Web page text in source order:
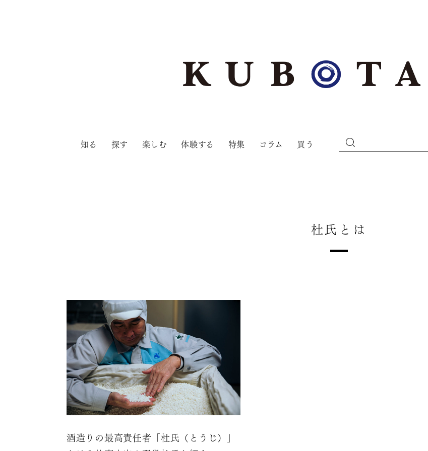
知る 探す 楽しむ 体験する 特集 コラム 買う
杜氏とは
酒造りの最高責任者「杜氏（とうじ）」